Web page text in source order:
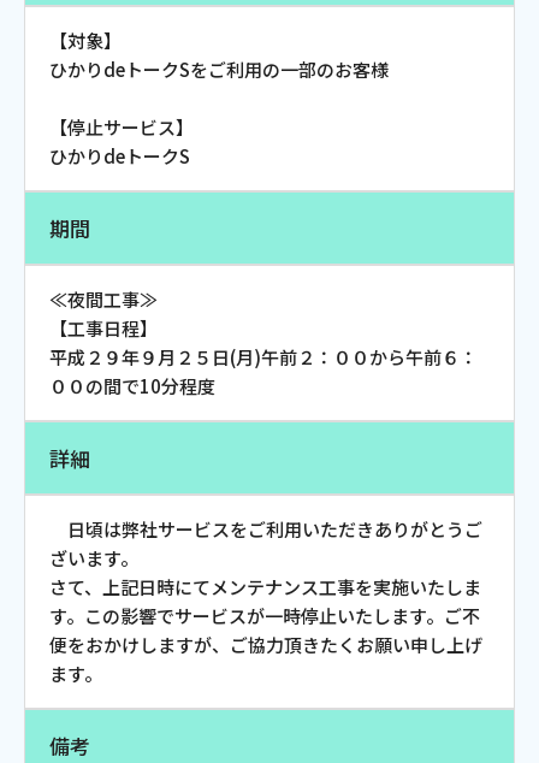
動画配信
おトクな情報
対応エリア
Webメール
【対象】
ひかりdeトークSをご利用の一部のお客様
【停止サービス】
ひかりdeトークS
期間
≪夜間工事≫
【工事日程】
平成２９年９月２５日(月)午前２：００から午前６：
００の間で10分程度
詳細
日頃は弊社サービスをご利用いただきありがとうご
ざいます。
さて、上記日時にてメンテナンス工事を実施いたしま
す。この影響でサービスが一時停止いたします。ご不
便をおかけしますが、ご協力頂きたくお願い申し上げ
ます。
備考